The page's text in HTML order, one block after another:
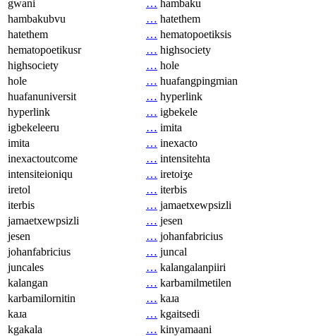
gwani
… hambaku
hambakubvu
… hatethem
hatethem
… hematopoetiksis
hematopoetikusr
… highsociety
highsociety
… hole
hole
… huafangpingmian
huafanuniversit
… hyperlink
hyperlink
… igbekele
igbekeleeru
… imita
imita
… inexacto
inexactoutcome
… intensitehta
intensiteioniqu
… iretoiʒe
iretol
… iterbis
iterbis
… jamaetxewpsizli
jamaetxewpsizli
… jesen
jesen
… johanfabricius
johanfabricius
… juncal
juncales
… kalangalanpiiri
kalangan
… karbamilmetilen
karbamilornitin
… kaɹa
kaɹa
… kgaitsedi
kgakala
… kinyamaani